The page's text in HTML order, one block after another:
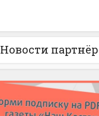
Новости